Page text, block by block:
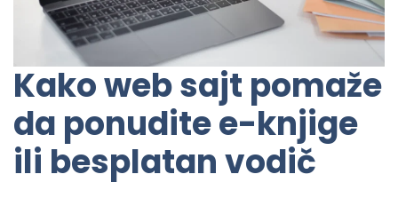
Kako web sajt pomaže
da ponudite e-knjige
ili besplatan vodič